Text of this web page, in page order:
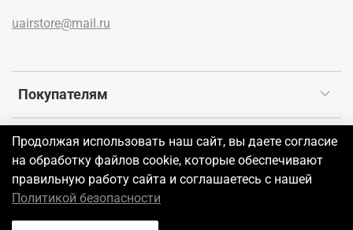
Покупателям
uairstore@mail.ru
©2026 UAIR
Продолжая использовать наш сайт, вы даете согласие
на обработку файлов cookie, которые обеспечивают
правильную работу сайта и соглашаетесь с нашей
Политикой безопасности